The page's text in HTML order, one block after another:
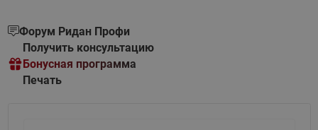
Форум Ридан Профи
Получить консультацию
Бонусная программа
Печать